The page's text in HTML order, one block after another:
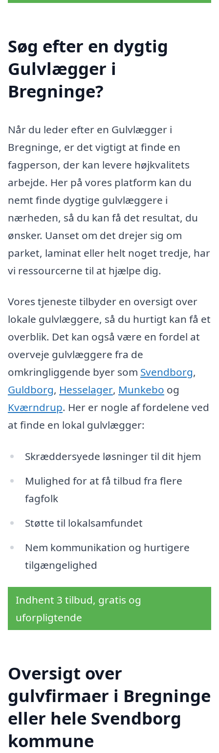
Søg efter en dygtig
Gulvlægger i
Bregninge?
Når du leder efter en Gulvlægger i
Bregninge, er det vigtigt at finde en
fagperson, der kan levere højkvalitets
arbejde. Her på vores platform kan du
nemt finde dygtige gulvlæggere i
nærheden, så du kan få det resultat, du
ønsker. Uanset om det drejer sig om
parket, laminat eller helt noget tredje, har
vi ressourcerne til at hjælpe dig.
Vores tjeneste tilbyder en oversigt over
lokale gulvlæggere, så du hurtigt kan få et
overblik. Det kan også være en fordel at
overveje gulvlæggere fra de
omkringliggende byer som Svendborg,
Guldborg, Hesselager, Munkebo og
Kværndrup. Her er nogle af fordelene ved
at finde en lokal gulvlægger:
Skræddersyede løsninger til dit hjem
Mulighed for at få tilbud fra flere
fagfolk
Støtte til lokalsamfundet
Nem kommunikation og hurtigere
tilgængelighed
Indhent 3 tilbud, gratis og
uforpligtende
Oversigt over
gulvfirmaer i Bregninge
eller hele Svendborg
kommune